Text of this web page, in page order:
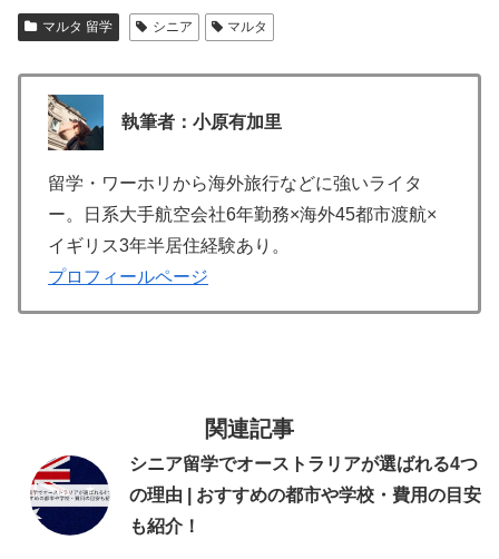
マルタ 留学 シニア マルタ
執筆者：小原有加里
留学・ワーホリから海外旅行などに強いライタ
ー。日系大手航空会社6年勤務×海外45都市渡航×
イギリス3年半居住経験あり。
プロフィールページ
関連記事
シニア留学でオーストラリアが選ばれる4つ
の理由 | おすすめの都市や学校・費用の目安
も紹介！